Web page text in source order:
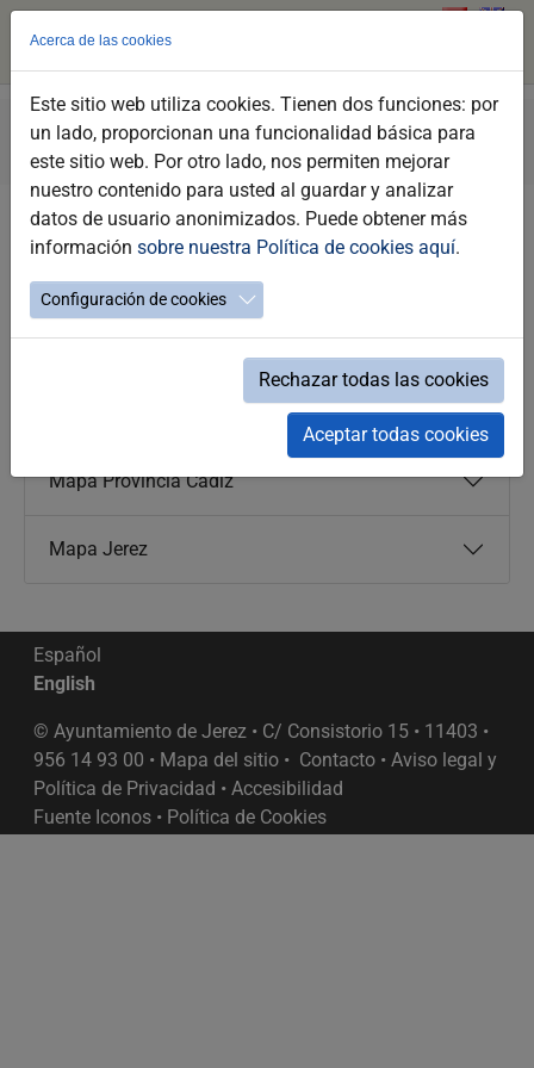
Skip
main
content
You
are
here:
Jerez Tourism Plan your visit
How to get here
By road
Maps
Maps
Mapa Europa
Mapa Provincia Cádiz
Mapa Jerez
Español
English
© Ayuntamiento de Jerez • C/ Consistorio 15 • 11403 •
956 14 93 00 • Mapa del sitio • Contacto • Aviso legal y
Política de Privacidad • Accesibilidad
Fuente Iconos • Política de Cookies
Acerca de las cookies
Este sitio web utiliza cookies. Tienen dos funciones: por
un lado, proporcionan una funcionalidad básica para
este sitio web. Por otro lado, nos permiten mejorar
nuestro contenido para usted al guardar y analizar
datos de usuario anonimizados. Puede obtener más
información sobre nuestra Política de cookies aquí.
Configuración de cookies
Rechazar todas las cookies
Aceptar todas cookies